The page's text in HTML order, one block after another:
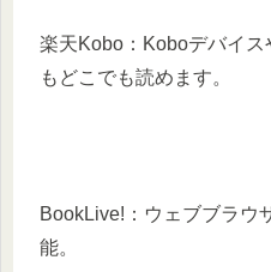
楽天Kobo：Koboデバイ
もどこでも読めます。
BookLive!：ウェブブラウ
能。